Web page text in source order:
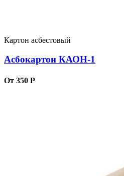
Картон асбестовый
Асбокартон КАОН-1
От 350 Р